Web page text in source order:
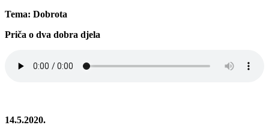
Tema: Dobrota
Priča o dva dobra djela
14.5.2020.